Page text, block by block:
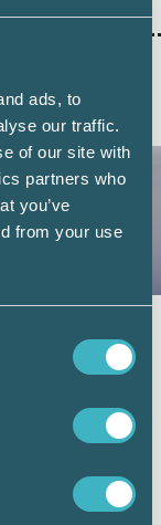
ads, to
our traffic.
of our site with
partners who
you’ve
from your use
till
att öka.
gången
Samtidigt